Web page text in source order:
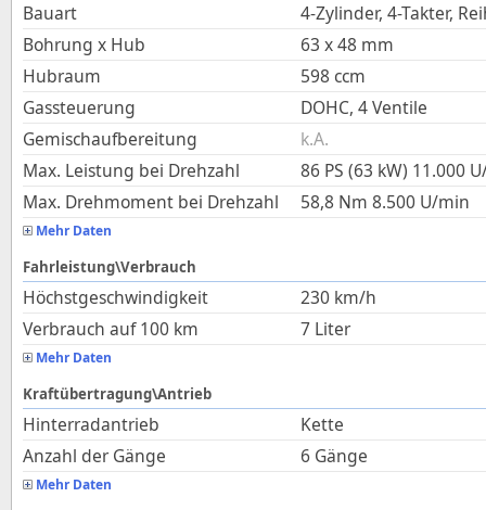
Bauart
4-Zylinder, 4-Takter,
Bohrung x Hub
63 x48 mm
Hubraum
598 ccm
Gassteuerung
DOHC, 4 Ventile
Gemischaufbereitung
k.A.
Max. Leistung bei Drehzahl
86 PS (63 kW) 11.000
Max. Drehmoment bei Drehzahl
58,8 Nm 8.500 U/min
Mehr Daten
Fahrleistung\Verbrauch
Höchstgeschwindigkeit 230 km/h
Verbrauch auf 100 km
7 Liter
Mehr Daten
Kraftübertragung\Antrieb
Hinterradantrieb
Kette
Anzahl der Gänge
6 Gänge
Mehr Daten